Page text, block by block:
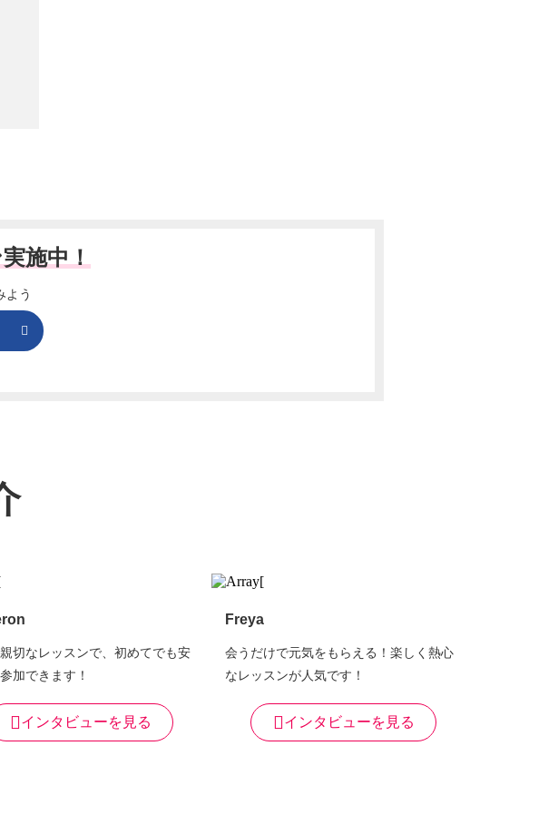
施中！
よう
切なレッスンで、初めてでも安
加できます！
インタビューを見る
Freya
会うだけで元気をもらえる！楽しく熱心
なレッスンが人気です！
インタビューを見る